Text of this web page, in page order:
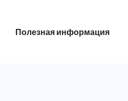
Полезная информация